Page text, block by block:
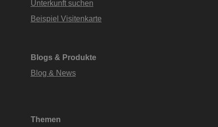
Unterkunft suchen
Beispiel Visitenkarte
Blogs & Produkte
Blog & News
Themen